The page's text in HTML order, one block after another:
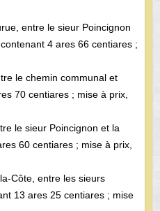
entre le sieur Poincignon
4 ares 66 centiares ;
le chemin communal et
70 centiares ; mise à prix,
le sieur Poincignon et la
60 centiares ; mise à prix,
Côte, entre les sieurs
13 ares 25 centiares ; mise